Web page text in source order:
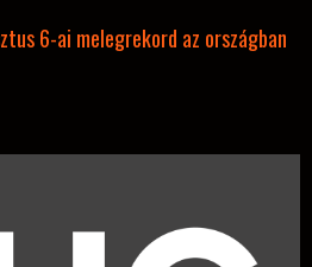
6-ai melegrekord az országban